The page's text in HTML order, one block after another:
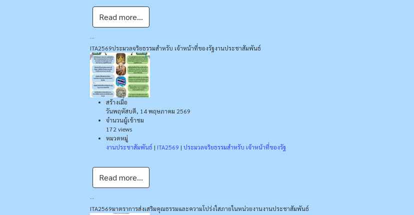
Read more...
ITA2569ประมวลจริยธรรมสำหรับ เจ้าหน้าที่ของรัฐงานประชาสัมพันธ์
สร้างเมื่อ
วันพฤหัสบดี, 14 พฤษภาคม 2569
จำนวนผู้เข้าชม
172 views
หมวดหมู่
งานประชาสัมพันธ์ | ITA2569 | ประมวลจริยธรรมสำหรับ เจ้าหน้าที่ของรัฐ
Read more...
ITA2569มาตราการส่งเสริมคุณธรรมและความโปร่งใสภายในหน่วยงานงานประชาสัมพันธ์